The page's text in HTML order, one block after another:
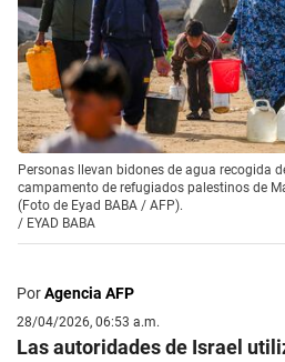
Personas llevan bidones de agua recogida
campamento de refugiados palestinos de
(Foto de Eyad BABA / AFP).
/ EYAD BABA
PorAgencia AFP
28/04/2026, 06:53 a.m.
Las autoridades de Israel